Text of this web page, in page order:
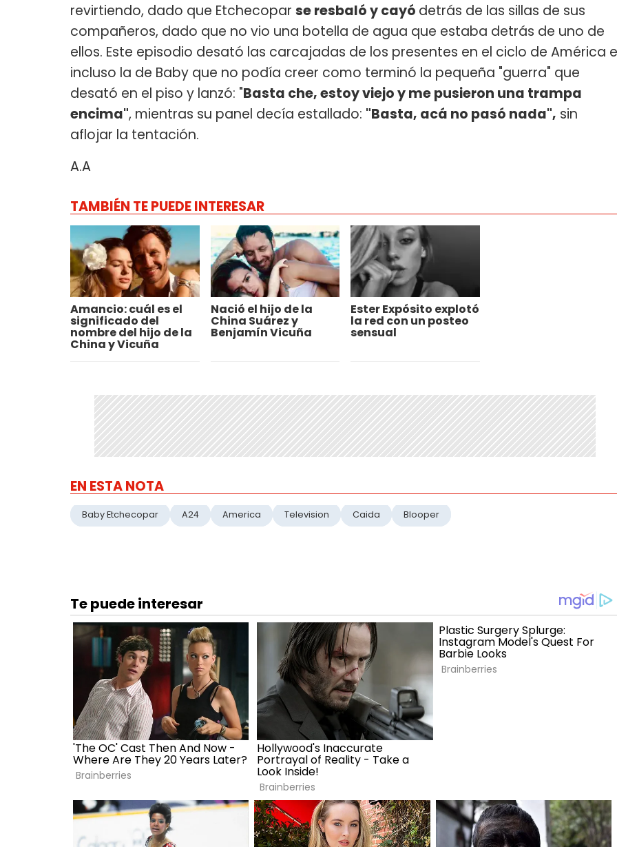
revirtiendo, dado que Etchecopar se resbaló y cayó detrás de las sillas de sus
compañeros, dado que no vio una botella de agua que estaba detrás de uno de
ellos. Este episodio desató las carcajadas de los presentes en el ciclo de América e
incluso la de Baby que no podía creer como terminó la pequeña "guerra" que
desató en el piso y lanzó: "Basta che, estoy viejo y me pusieron una trampa
encima", mientras su panel decía estallado: "Basta, acá no pasó nada", sin
aflojar la tentación.
A.A
TAMBIÉN TE PUEDE INTERESAR
Amancio: cuál es el
significado del
nombre del hijo de la
China y Vicuña
Nació el hijo de la
China Suárez y
Benjamín Vicuña
Ester Expósito explotó
la red con un posteo
sensual
EN ESTA NOTA
Baby Etchecopar A24 America Television Caida Blooper